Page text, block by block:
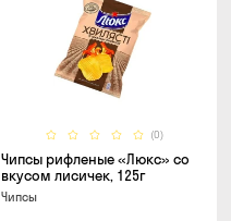
(0)
Чипсы рифленые «Люкс» со
вкусом лисичек, 125г
Чипсы